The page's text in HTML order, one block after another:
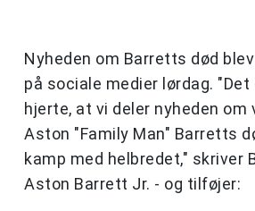
Nyheden om Barretts død
på sociale medier lørdag.
hjerte, at vi deler nyheden om
Aston "Family Man" Barretts
kamp med helbredet," skriver
Aston Barrett Jr. - og tilføjer: